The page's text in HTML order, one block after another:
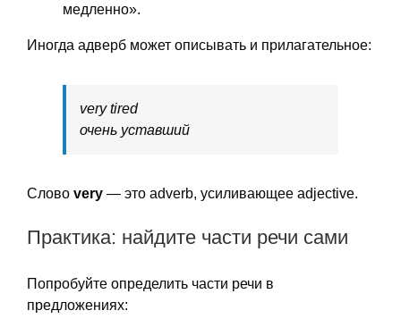
медленно».
Иногда адверб может описывать и прилагательное:
very tired
очень уставший
Слово very — это adverb, усиливающее adjective.
Практика: найдите части речи сами
Попробуйте определить части речи в
предложениях: